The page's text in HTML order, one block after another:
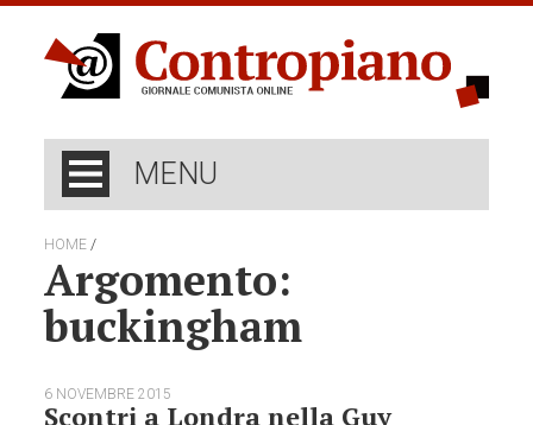
MENU
HOME /
Argomento:
buckingham
6 NOVEMBRE 2015
Scontri a Londra nella Guy